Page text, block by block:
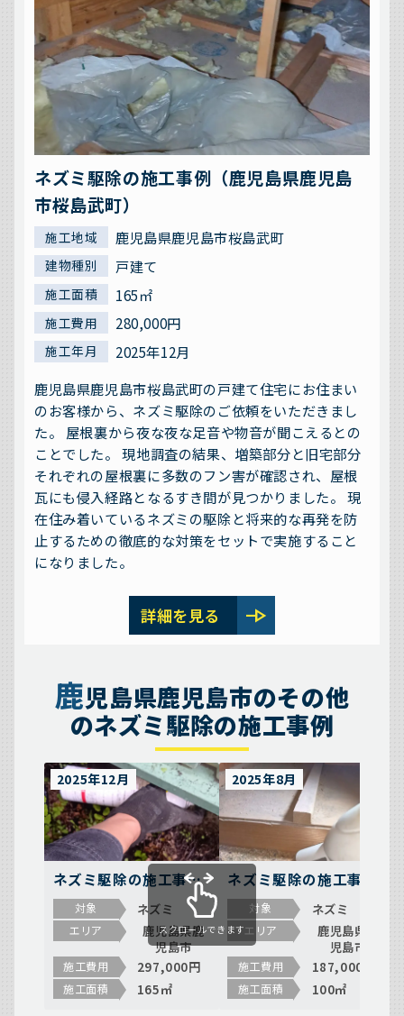
ネズミ駆除の施工事例（鹿児島県鹿児島
市桜島武町）
施工地域 鹿児島県鹿児島市桜島武町
建物種別 戸建て
施工面積 165㎡
施工費用 280,000円
施工年月
2025年12月
鹿児島県鹿児島市桜島武町の戸建て住宅にお住まい
のお客様から、ネズミ駆除のご依頼をいただきまし
た。 屋根裏から夜な夜な足音や物音が聞こえるとの
ことでした。 現地調査の結果、増築部分と旧宅部分
それぞれの屋根裏に多数のフン害が確認され、屋根
瓦にも侵入経路となるすき間が見つかりました。 現
在住み着いているネズミの駆除と将来的な再発を防
止するための徹底的な対策をセットで実施すること
になりました。
詳細を見る line_end_arrow
鹿児島県鹿児島市のその他
のネズミ駆除の施工事例
ネズミ駆除の施工事例
（鹿児島県鹿児島市南
林寺町）
対象 ネズミ
エリア
鹿児島県鹿
児島市
施工費用 297,000円
施工面積 165㎡
2025年12月
ネズミ駆除の施工事例
（鹿児島県鹿児島市）
対象 ネズミ
エリア
鹿児島県鹿
児島市
施工費用 187,000円
施工面積 100㎡
2025年8月
スクロールできます